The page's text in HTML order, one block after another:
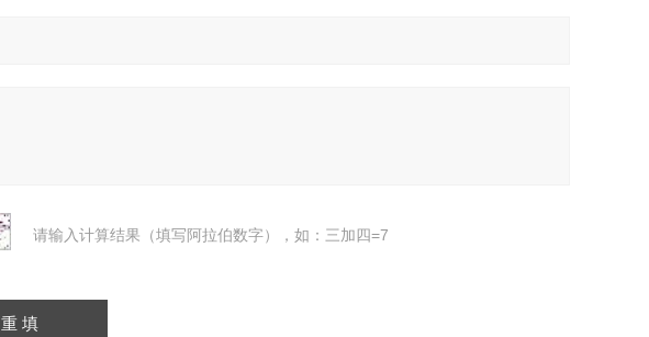
请输入计算结果（填写阿拉伯数字），如：三加四=7